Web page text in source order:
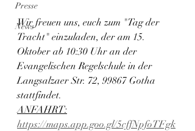
Presse
News
Wir freuen uns, euch zum "Tag der
Tracht" einzuladen, der am 15.
Oktober ab 10:30 Uhr an der
Evangelischen Regelschule in der
Langsalzaer Str. 72, 99867 Gotha
stattfindet.
ANFAHRT:
https://maps.app.goo.gl/5cffNpfoTFgk